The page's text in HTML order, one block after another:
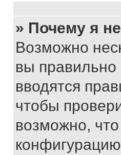
» Почему я
Возможно
вы правильно
вводятся
чтобы
возможно,